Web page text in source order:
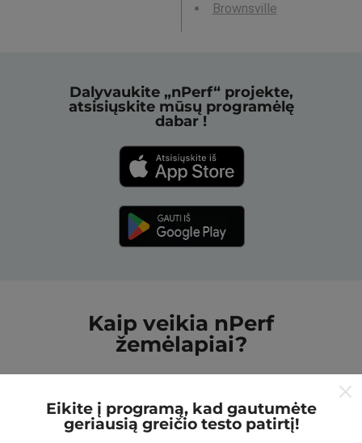
Brownsville
Dalyvaukite „nPerf“ projekte,
atsisiųskite mūsų programėlę
dabar !
Kaip veikia nPerf
žemėlapiai?
Eikite į programą, kad gautumėte
geriausią greičio testo patirtį!